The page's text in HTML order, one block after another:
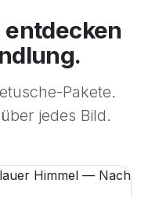
entdecken
Pakete.
jedes Bild.